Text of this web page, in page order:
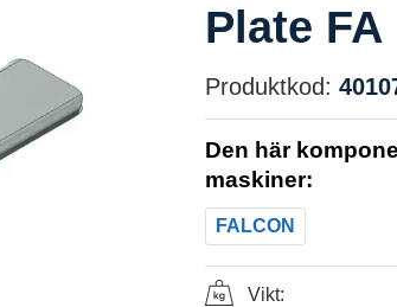
Plate FA
Produktkod:
Den här
maskiner:
FALCON
Vikt: